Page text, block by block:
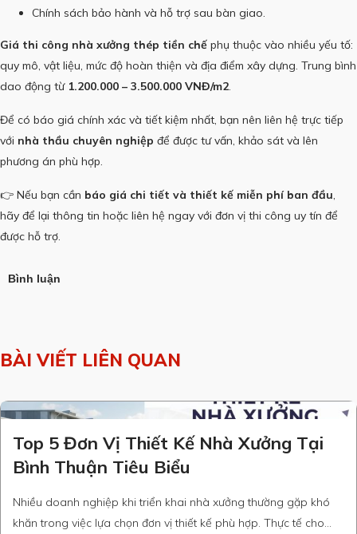
Chính sách bảo hành và hỗ trợ sau bàn giao.
Giá thi công nhà xưởng thép tiền chế phụ thuộc vào nhiều yếu tố:
quy mô, vật liệu, mức độ hoàn thiện và địa điểm xây dựng. Trung bình
dao động từ 1.200.000 – 3.500.000 VNĐ/m2.
Để có báo giá chính xác và tiết kiệm nhất, bạn nên liên hệ trực tiếp
với nhà thầu chuyên nghiệp để được tư vấn, khảo sát và lên
phương án phù hợp.
👉 Nếu bạn cần báo giá chi tiết và thiết kế miễn phí ban đầu,
hãy để lại thông tin hoặc liên hệ ngay với đơn vị thi công uy tín để
được hỗ trợ.
Bình luận
BÀI VIẾT LIÊN QUAN
Top 5 Đơn Vị Thiết Kế Nhà Xưởng Tại
Bình Thuận Tiêu Biểu
Nhiều doanh nghiệp khi triển khai nhà xưởng thường gặp khó
khăn trong việc lựa chọn đơn vị thiết kế phù hợp. Thực tế cho